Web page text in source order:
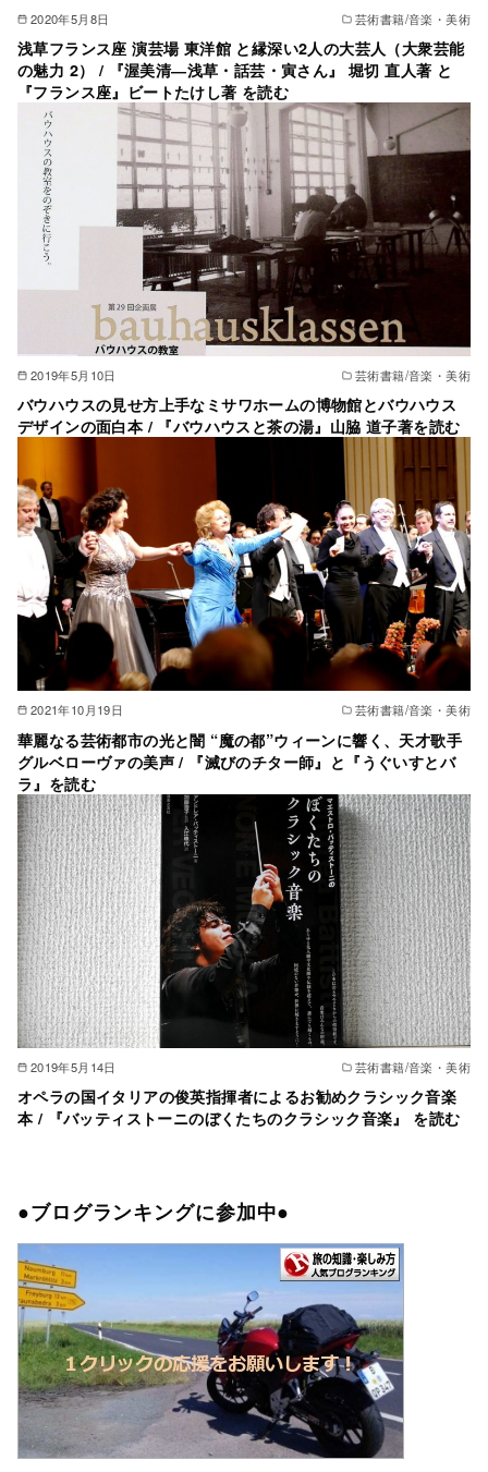
2020年5月8日 芸術書籍/音楽・美術
浅草フランス座 演芸場 東洋館 と縁深い2人の大芸人（大衆芸能
の魅力 2） / 『渥美清―浅草・話芸・寅さん』 堀切 直人著 と
『フランス座』ビートたけし著 を読む
2019年5月10日 芸術書籍/音楽・美術
バウハウスの見せ方上手なミサワホームの博物館とバウハウス
デザインの面白本 / 『バウハウスと茶の湯』山脇 道子著を読む
2021年10月19日 芸術書籍/音楽・美術
華麗なる芸術都市の光と闇 “魔の都”ウィーンに響く、天才歌手
グルベローヴァの美声 / 『滅びのチター師』と『うぐいすとバ
ラ』を読む
2019年5月14日 芸術書籍/音楽・美術
オペラの国イタリアの俊英指揮者によるお勧めクラシック音楽
本 / 『バッティストーニのぼくたちのクラシック音楽』 を読む
●ブログランキングに参加中●